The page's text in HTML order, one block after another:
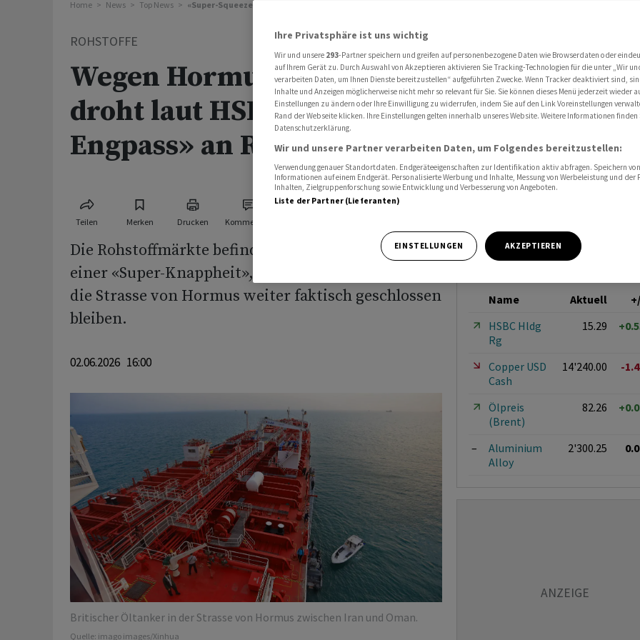
Home News Top News «Super-Squeeze»: HSBC sieht enorme Knappheit an Rohstoffen wegen des Nahost-Konflikts
ROHSTOFFE
Wegen Hormus-Risiken
droht laut HSBC ein «Super-
Engpass» an Rohstoffen
Teilen Merken Drucken Kommentare
Die Rohstoffmärkte befinden sich laut HSBC in
einer «Super-Knappheit», die sich verschärft, sollte
die Strasse von Hormus weiter faktisch geschlossen
bleiben.
02.06.2026 16:00
Britischer Öltanker in der Strasse von Hormus zwischen Iran und Oman.
Quelle: imago images/Xinhua
Name Aktuell
HSBC Hldg
Rg
15.29
Copper USD
Cash
14'240.00 -
Ölpreis
(Brent)
82.26
–
Aluminium
Alloy
2'300.25
Ihre Privatsphäre ist uns wichtig
Wir und unsere 293-Partner speichern und greifen auf personenbezogene Daten wie Browserdaten oder
auf Ihrem Gerät zu. Durch Auswahl von Akzeptieren aktivieren Sie Tracking-Technologien für die unter „Wir
verarbeiten Daten, um Ihnen Dienste bereitzustellen“ aufgeführten Zwecke. Wenn Tracker deaktiviert sind,
Inhalte und Anzeigen möglicherweise nicht mehr so relevant für Sie. Sie können dieses Menü jederzeit wieder
Einstellungen zu ändern oder Ihre Einwilligung zu widerrufen, indem Sie auf den Link Voreinstellungen
Rand der Webseite klicken. Ihre Einstellungen gelten innerhalb unseres Website. Weitere Informationen finden
Datenschutzerklärung.
Wir und unsere Partner verarbeiten Daten, um Folgendes bereitzustellen:
Verwendung genauer Standortdaten. Endgeräteeigenschaften zur Identifikation aktiv abfragen. Speichern
Informationen auf einem Endgerät. Personalisierte Werbung und Inhalte, Messung von Werbeleistung und der
Inhalten, Zielgruppenforschung sowie Entwicklung und Verbesserung von Angeboten.
Liste der Partner (Lieferanten)
EINSTELLUNGEN AKZEPTIEREN